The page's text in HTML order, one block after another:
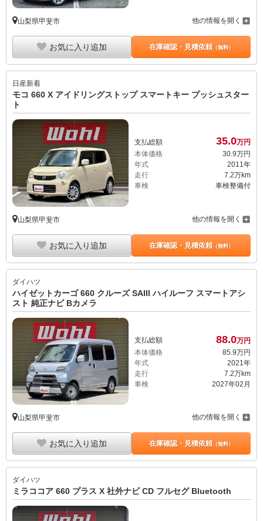
山梨県甲斐市 他の情報を開く
お気に入り追加 在庫確認・見積依頼（無料）
日産新着
モコ 660 X アイドリングストップ スマートキー プッシュスター
ト
支払総額 35.0万円
本体価格
30.9万円
年式
2011年
走行
7.2万km
車検
車検整備付
山梨県甲斐市 他の情報を開く
お気に入り追加 在庫確認・見積依頼（無料）
ダイハツ
ハイゼットカーゴ 660 クルーズ SAIII ハイルーフ スマートアシ
スト 純正ナビ Bカメラ
支払総額 88.0万円
本体価格
85. 9万円
年式
2021年
走行
7.2万km
車検
2027年02月
山梨県甲斐市 他の情報を開く
お気に入り追加 在庫確認・見積依頼（無料）
ダイハツ
ミラココア 660 プラス X 社外ナビ CD フルセグ Bluetooth